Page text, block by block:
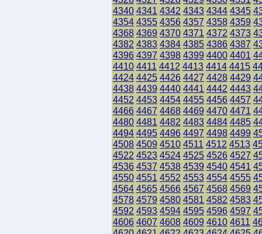
4340 4341 4342 4343 4344 4345
4354 4355 4356 4357 4358 4359
4368 4369 4370 4371 4372 4373
4382 4383 4384 4385 4386 4387
4396 4397 4398 4399 4400 4401
4410 4411 4412 4413 4414 4415
4424 4425 4426 4427 4428 4429
4438 4439 4440 4441 4442 4443
4452 4453 4454 4455 4456 4457
4466 4467 4468 4469 4470 4471
4480 4481 4482 4483 4484 4485
4494 4495 4496 4497 4498 4499
4508 4509 4510 4511 4512 4513
4522 4523 4524 4525 4526 4527
4536 4537 4538 4539 4540 4541
4550 4551 4552 4553 4554 4555
4564 4565 4566 4567 4568 4569
4578 4579 4580 4581 4582 4583
4592 4593 4594 4595 4596 4597
4606 4607 4608 4609 4610 4611